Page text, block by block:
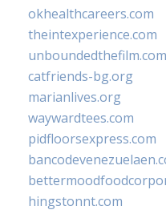
okhealthcareers.com
theintexperience.com
unboundedthefilm.com
catfriends-bg.org
marianlives.org
waywardtees.com
pidfloorsexpress.com
hingstonnt.com